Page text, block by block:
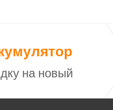
на новый